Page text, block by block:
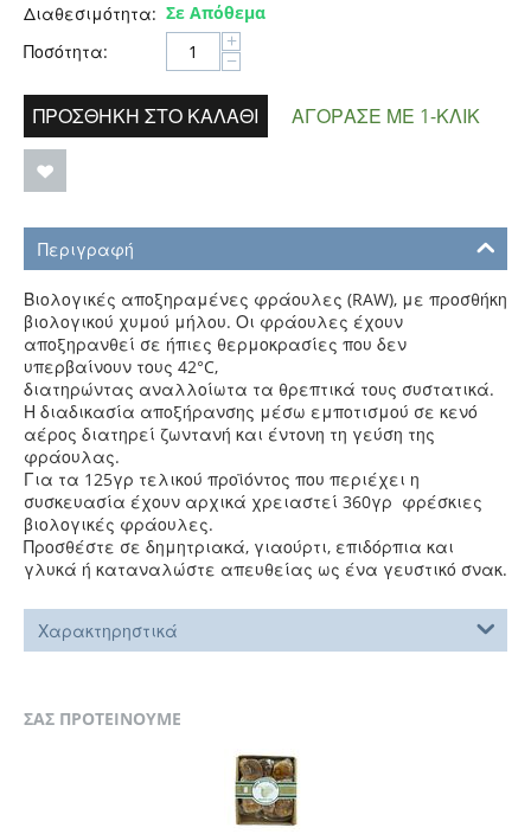
Διαθεσιμότητα: Σε Απόθεμα
Ποσότητα:
+
−
ΠΡΟΣΘΉΚΗ ΣΤΟ ΚΑΛΆΘΙ ΑΓΌΡΑΣΕ ΜΕ 1-ΚΛΙΚ
Περιγραφή
Βιολογικές αποξηραμένες φράουλες (RAW), με προσθήκη
βιολογικού χυμού μήλου. Οι φράουλες έχουν
αποξηρανθεί σε ήπιες θερμοκρασίες που δεν
υπερβαίνουν τους 42°C,
διατηρώντας αναλλοίωτα τα θρεπτικά τους συστατικά.
Η διαδικασία αποξήρανσης μέσω εμποτισμού σε κενό
αέρος διατηρεί ζωντανή και έντονη τη γεύση της
φράουλας.
Για τα 125γρ τελικού προϊόντος που περιέχει η
συσκευασία έχουν αρχικά χρειαστεί 360γρ φρέσκιες
βιολογικές φράουλες.
Προσθέστε σε δημητριακά, γιαούρτι, επιδόρπια και
γλυκά ή καταναλώστε απευθείας ως ένα γευστικό σνακ.
Χαρακτηρηστικά
ΣΑΣ ΠΡΟΤΕΙΝΟΥΜΕ